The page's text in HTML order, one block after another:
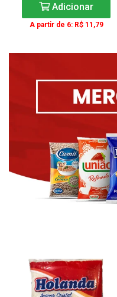
Adicionar
A partir de 6: R$ 11,79